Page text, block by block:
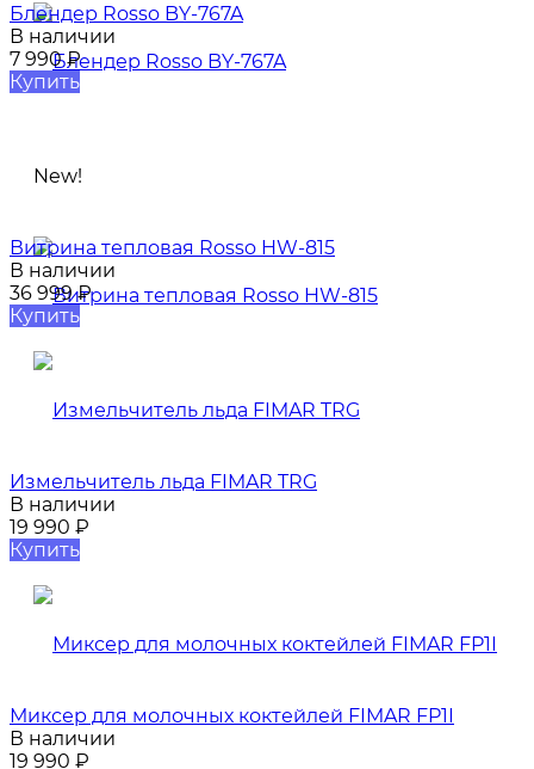
Блендер Rosso BY-767A
В наличии
7 990₽
Купить
New!
Витрина тепловая Rosso HW-815​
В наличии
36 999₽
Купить
Измельчитель льда FIMAR TRG
В наличии
19 990 ₽
Купить
Миксер для молочных коктейлей FIMAR FP1I
В наличии
19 990 ₽